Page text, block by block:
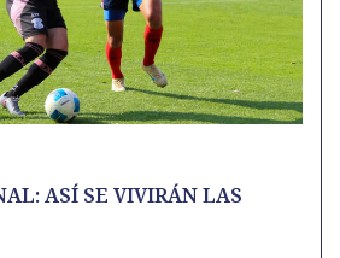
ASÍ SE VIVIRÁN LAS